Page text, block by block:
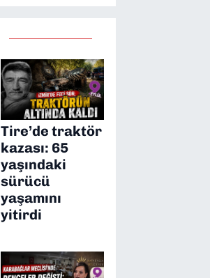
Tire’de traktör
kazası: 65
yaşındaki
sürücü
yaşamını
yitirdi